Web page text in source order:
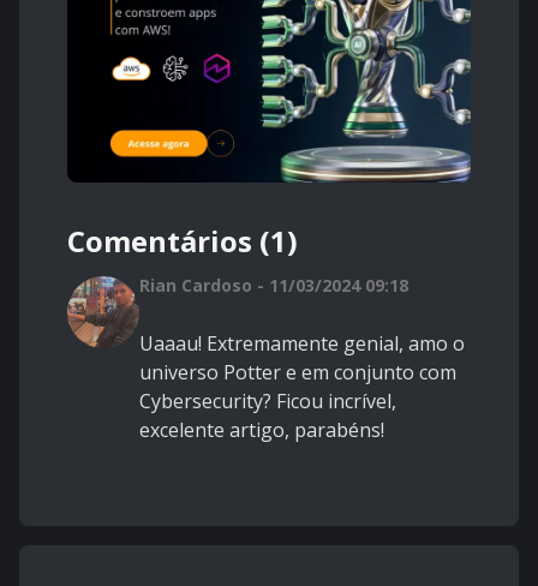
Comentários (1)
Rian Cardoso - 11/03/2024 09:18
Uaaau! Extremamente genial, amo o
universo Potter e em conjunto com
Cybersecurity? Ficou incrível,
excelente artigo, parabéns!